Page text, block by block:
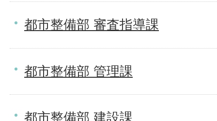
都市整備部 審査指導課
都市整備部 管理課
都市整備部 建設課